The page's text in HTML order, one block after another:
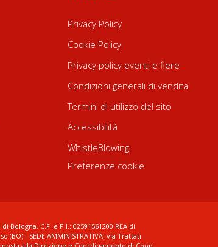
Privacy Policy
Cookie Policy
Privacy policy eventi e fiere
Condizioni generali di vendita
Termini di utilizzo del sito
Accessibilità
WhistleBlowing
Preferenze cookie
Bologna, C.F. e P.I.: 02591561200 REA di
(BO) - SEDE AMMINISTRATIVA: via Trattati